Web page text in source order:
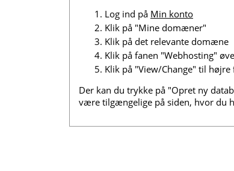
Log ind på Min konto
Klik på "Mine domæner"
Klik på det relevante domæne
Klik på fanen "Webhosting"
Klik på "View/Change" til højre
Der kan du trykke på "Opret ny
være tilgængelige på siden, hvor du